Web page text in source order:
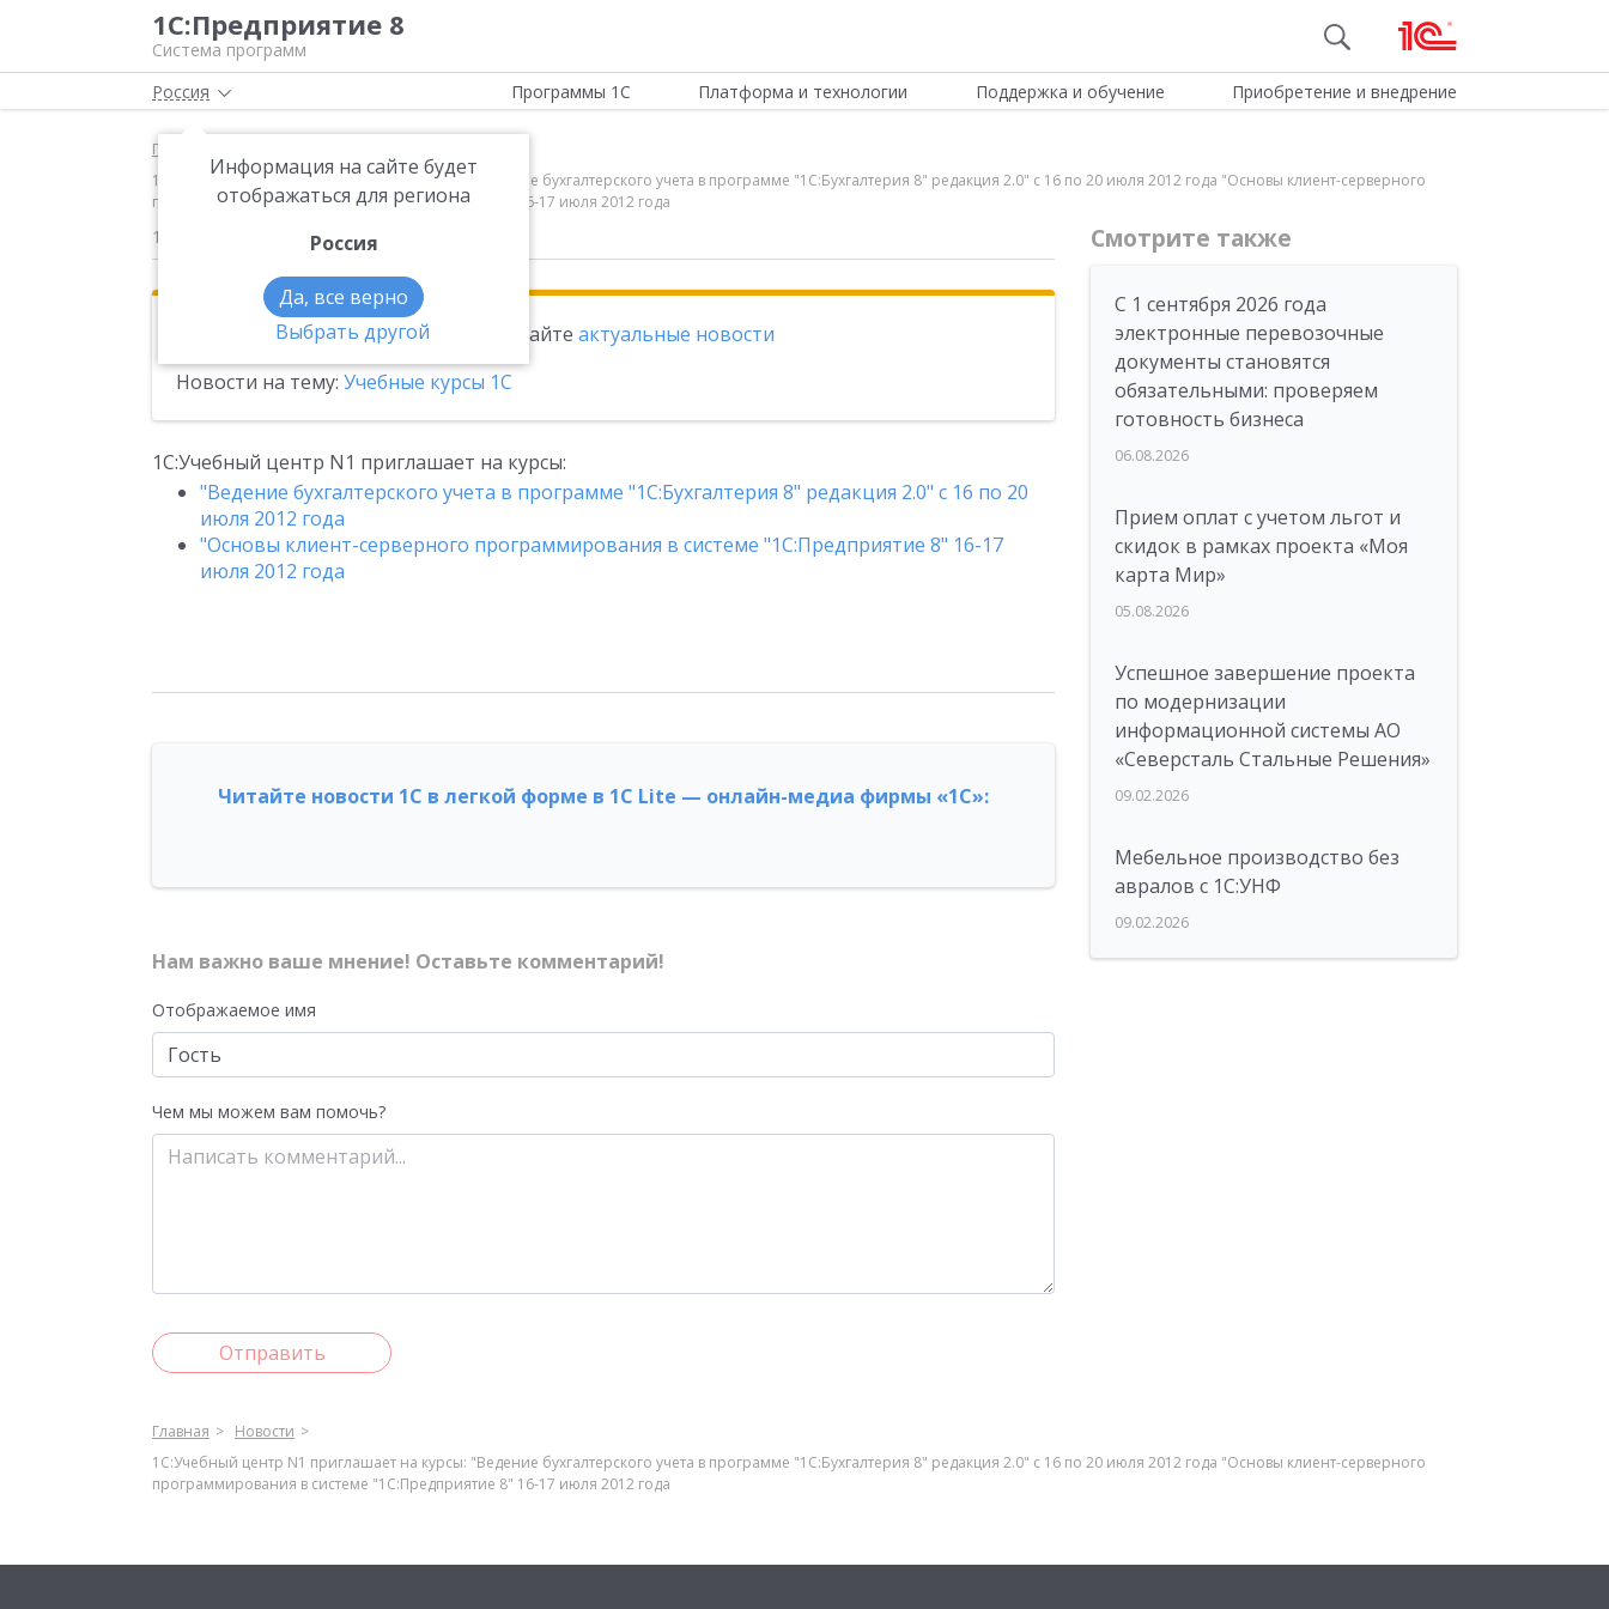
1С:Предприятие 8
Система программ
Россия
Информация на сайте будет
отображаться для региона
Россия
Да, все верно
Выбрать другой
Программы 1С Платформа и технологии Поддержка и обучение Приобретение и внедрение
Главная
1С:Учебный центр N1 приглашает на курсы: "Ведение бухгалтерского учета в программе "1С:Бухгалтерия 8" редакция 2.0" с 16 по 20 июля 2012 года "Основы клиент-серверного
программирования в системе "1С:Предприятие 8" 16-17 июля 2012 года
14.06.2012
Эта новость находится в архиве. Читайте актуальные новости
Новости на тему: Учебные курсы 1С
1С:Учебный центр N1 приглашает на курсы:
"Ведение бухгалтерского учета в программе "1С:Бухгалтерия 8" редакция 2.0" с 16 по 20
июля 2012 года
"Основы клиент-серверного программирования в системе "1С:Предприятие 8" 16-17
июля 2012 года
Читайте новости 1С в легкой форме в 1С Lite — онлайн-медиа фирмы «1С»:
Нам важно ваше мнение! Оставьте комментарий!
Отображаемое имя
Чем мы можем вам помочь?
Отправить
Смотрите также
С 1 сентября 2026 года
электронные перевозочные
документы становятся
обязательными: проверяем
готовность бизнеса
06.08.2026
Прием оплат с учетом льгот и
скидок в рамках проекта «Моя
карта Мир»
05.08.2026
Успешное завершение проекта
по модернизации
информационной системы АО
«Северсталь Стальные Решения»
09.02.2026
Мебельное производство без
авралов с 1С:УНФ
09.02.2026
Главная
Новости
1С:Учебный центр N1 приглашает на курсы: "Ведение бухгалтерского учета в программе "1С:Бухгалтерия 8" редакция 2.0" с 16 по 20 июля 2012 года "Основы клиент-серверного
программирования в системе "1С:Предприятие 8" 16-17 июля 2012 года